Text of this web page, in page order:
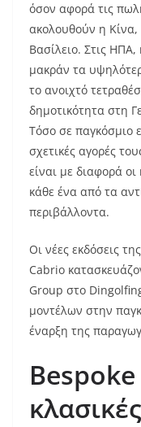
όσον αφορά τις
ακολουθούν η
Βασίλειο. Στις
μακράν τα
το ανοιχτό
δημοτικότητα στη
Τόσο σε παγκόσμιο
σχετικές αγορές
είναι με διαφορά
κάθε ένα από τα
περιβάλλοντα.
Οι νέες εκδόσεις
Cabrio
Group στο
μοντέλων στην
έναρξη της
Bespoke